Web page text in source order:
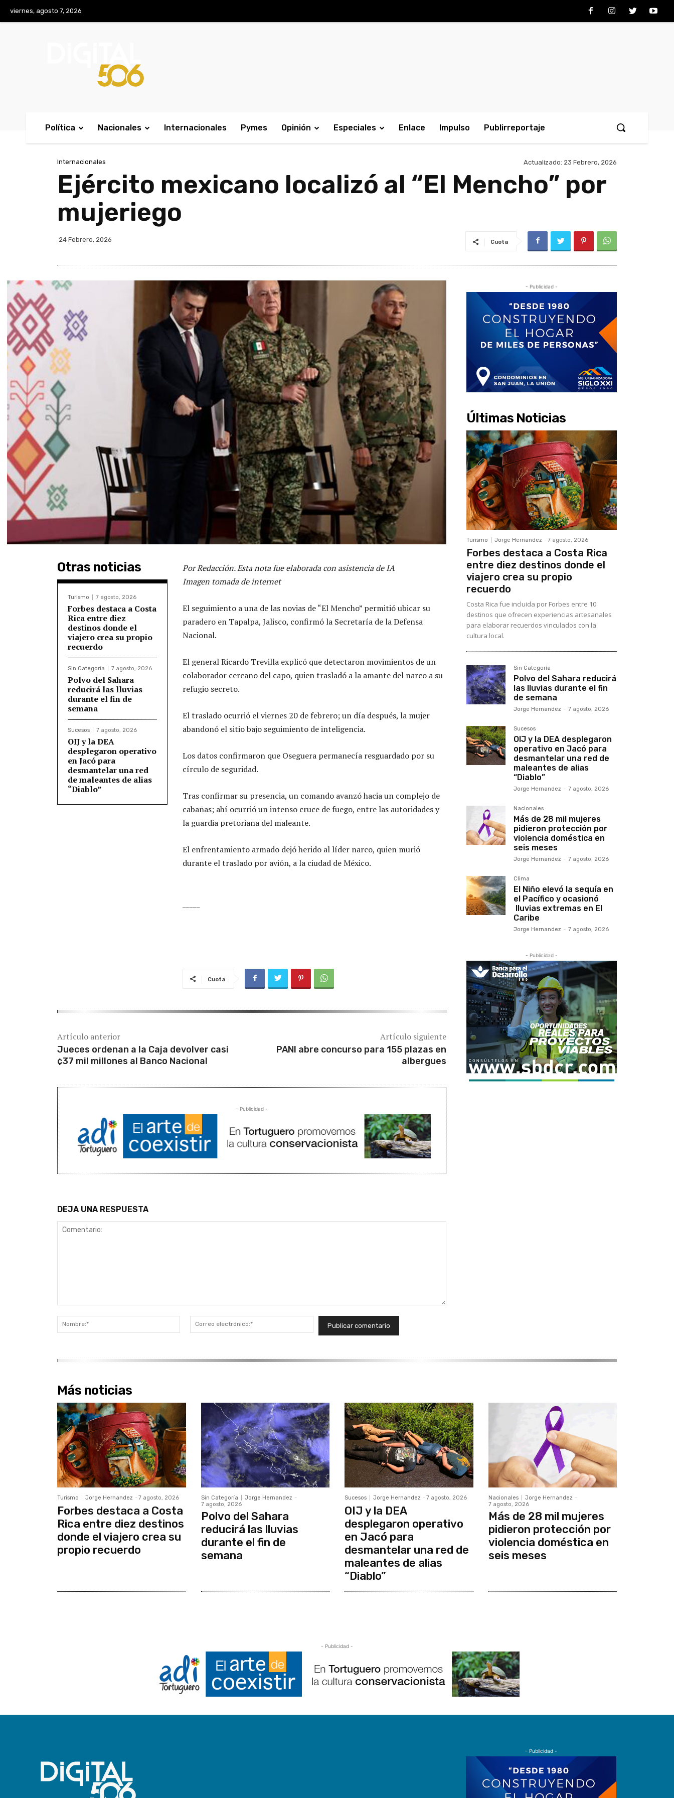
viernes, agosto 7, 2026
Política Nacionales Internacionales Pymes Opinión Especiales Enlace Impulso Publirreportaje
Internacionales Actualizado: 23 Febrero, 2026
Ejército mexicano localizó al “El Mencho” por
mujeriego
24 Febrero, 2026 Cuota
Otras noticias
Turismo 7 agosto, 2026
Forbes destaca a Costa
Rica entre diez
destinos donde el
viajero crea su propio
recuerdo
Sin Categoría 7 agosto, 2026
Polvo del Sahara
reducirá las lluvias
durante el fin de
semana
Sucesos 7 agosto, 2026
OIJ y la DEA
desplegaron operativo
en Jacó para
desmantelar una red
de maleantes de alias
“Diablo”
Por Redacción. Esta nota fue elaborada con asistencia de IA
Imagen tomada de internet
El seguimiento a una de las novias de “El Mencho” permitió ubicar su
paradero en Tapalpa, Jalisco, confirmó la Secretaría de la Defensa
Nacional.
El general Ricardo Trevilla explicó que detectaron movimientos de un
colaborador cercano del capo, quien trasladó a la amante del narco a su
refugio secreto.
El traslado ocurrió el viernes 20 de febrero; un día después, la mujer
abandonó el sitio bajo seguimiento de inteligencia.
Los datos confirmaron que Oseguera permanecía resguardado por su
círculo de seguridad.
Tras confirmar su presencia, un comando avanzó hacia un complejo de
cabañas; ahí ocurrió un intenso cruce de fuego, entre las autoridades y
la guardia pretoriana del maleante.
El enfrentamiento armado dejó herido al líder narco, quien murió
durante el traslado por avión, a la ciudad de México.
Cuota
Artículo anterior
Jueces ordenan a la Caja devolver casi
¢37 mil millones al Banco Nacional
Artículo siguiente
PANI abre concurso para 155 plazas en
albergues
- Publicidad -
DEJA UNA RESPUESTA
Nombre:*
electrónico:*
- Publicidad -
Últimas Noticias
Turismo Jorge Hernandez - 7 agosto, 2026
Forbes destaca a Costa Rica
entre diez destinos donde el
viajero crea su propio
recuerdo
Costa Rica fue incluida por Forbes entre 10
destinos que ofrecen experiencias artesanales
para elaborar recuerdos vinculados con la
cultura local.
Sin Categoría
Polvo del Sahara reducirá
las lluvias durante el fin
de semana
Jorge Hernandez - 7 agosto, 2026
Sucesos
OIJ y la DEA desplegaron
operativo en Jacó para
desmantelar una red de
maleantes de alias
“Diablo”
Jorge Hernandez - 7 agosto, 2026
Nacionales
Más de 28 mil mujeres
pidieron protección por
violencia doméstica en
seis meses
Jorge Hernandez - 7 agosto, 2026
Clima
El Niño elevó la sequía en
el Pacífico y ocasionó
lluvias extremas en El
Caribe
Jorge Hernandez - 7 agosto, 2026
- Publicidad -
Más noticias
Turismo Jorge Hernandez - 7 agosto, 2026
Forbes destaca a Costa
Rica entre diez destinos
donde el viajero crea su
propio recuerdo
Sin Categoría Jorge Hernandez -
7 agosto, 2026
Polvo del Sahara
reducirá las lluvias
durante el fin de
semana
Sucesos Jorge Hernandez - 7 agosto, 2026
OIJ y la DEA
desplegaron operativo
en Jacó para
desmantelar una red de
maleantes de alias
“Diablo”
Nacionales Jorge Hernandez -
7 agosto, 2026
Más de 28 mil mujeres
pidieron protección por
violencia doméstica en
seis meses
- Publicidad -
- Publicidad -